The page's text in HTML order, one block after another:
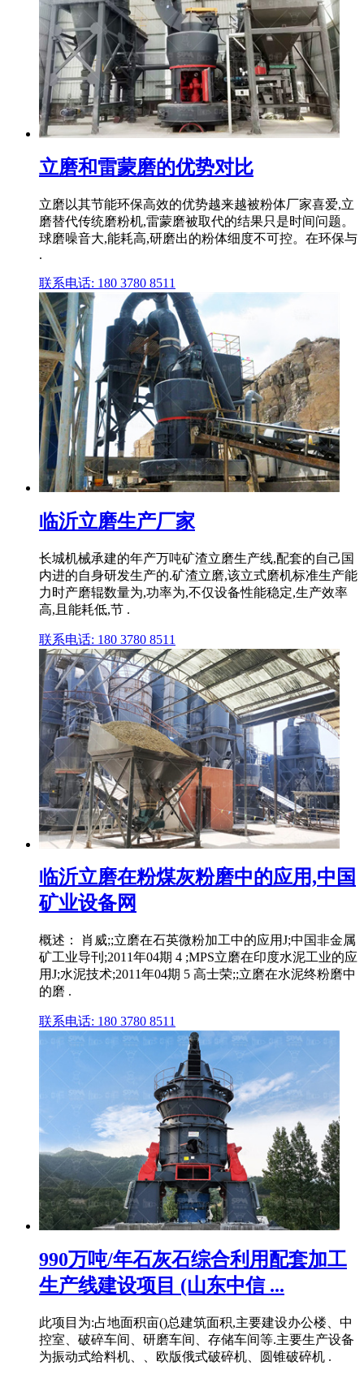
立磨和雷蒙磨的优势对比
立磨以其节能环保高效的优势越来越被粉体厂家喜爱,立
磨替代传统磨粉机,雷蒙磨被取代的结果只是时间问题。
球磨噪音大,能耗高,研磨出的粉体细度不可控。在环保与
.
联系电话: 180 3780 8511
临沂立磨生产厂家
长城机械承建的年产万吨矿渣立磨生产线,配套的自己国
内进的自身研发生产的.矿渣立磨,该立式磨机标准生产能
力时产磨辊数量为,功率为,不仅设备性能稳定,生产效率
高,且能耗低,节 .
联系电话: 180 3780 8511
临沂立磨在粉煤灰粉磨中的应用,中国
矿业设备网
概述： 肖威;;立磨在石英微粉加工中的应用J;中国非金属
矿工业导刊;2011年04期 4 ;MPS立磨在印度水泥工业的应
用J;水泥技术;2011年04期 5 高士荣;;立磨在水泥终粉磨中
的磨 .
联系电话: 180 3780 8511
990万吨/年石灰石综合利用配套加工
生产线建设项目 (山东中信 ...
此项目为:占地面积亩()总建筑面积,主要建设办公楼、中
控室、破碎车间、研磨车间、存储车间等.主要生产设备
为振动式给料机、、欧版俄式破碎机、圆锥破碎机 .